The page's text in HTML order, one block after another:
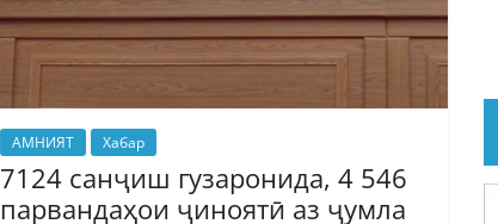
АМНИЯТ Хабар
7124 санҷиш гузаронида, 4 546
парвандаҳои ҷиноятӣ аз ҷумла